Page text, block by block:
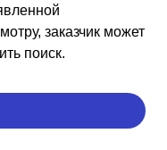
заказчик может
поиск.